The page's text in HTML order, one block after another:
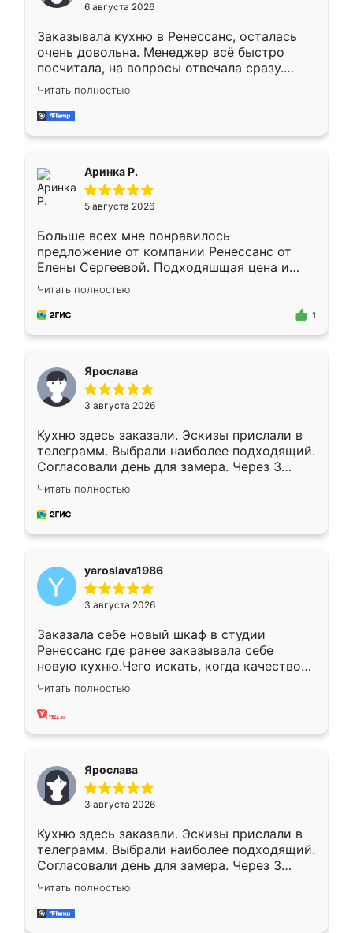
6 августа 2026
Заказывала кухню в Ренессанс, осталась
очень довольна. Менеджер всё быстро
посчитала, на вопросы отвечала сразу.
Замерщик приехал в субботу, подошёл к
делу со всей ответственностью. Собрали
за день, ребята работали аккуратно, даже
Читать полностью
Аринка Р.
5 августа 2026
Больше всех мне понравилось
предложение от компании Ренессанс от
Елены Сергеевой. Подходяшщая цена и
короткие сроки изготовления. Приехавший
для замера сотрудник Владислав
предложил по моему эскизу самый
Читать полностью
1
Ярослава
3 августа 2026
Кухню здесь заказали. Эскизы прислали в
телеграмм. Выбрали наиболее подходящий.
Согласовали день для замера. Через 3
недели кухня была уже готова. Остались
довольны работой. Спасибо Ренессанс
мебель за качественную работу!
Читать полностью
yaroslava1986
3 августа 2026
Заказала себе новый шкаф в студии
Ренессанс где ранее заказывала себе
новую кухню.Чего искать, когда качеством
вполне довольна. Служит кухня уже почти
два года, нареканий нет.
Читать полностью
Ярослава
3 августа 2026
Кухню здесь заказали. Эскизы прислали в
телеграмм. Выбрали наиболее подходящий.
Согласовали день для замера. Через 3
недели кухня была уже готова. Остались
довольны работой. Спасибо Ренессанс
мебель за качественную работу!
Читать полностью